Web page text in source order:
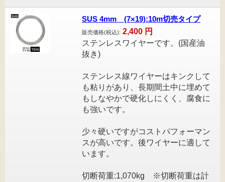
SUS 4mm (7×19):10m切売タイプ
販売価格(税込): 2,400 円
ステンレスワイヤーです。(国産油
抜き)
ステンレス線ワイヤーはキンクして
も粘りがあり、長期間土中に埋めて
もしなやかで硬化しにくく、腐食に
も強いです。
少々硬いですがコストパフォーマン
スが高いです。後ワイヤーに適して
います。
切断荷重:1,070kg ※切断荷重は計